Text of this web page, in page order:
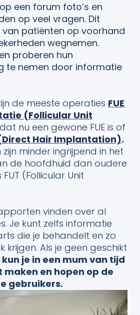
een forum foto’s en
op veel vragen. Dit
patiënten op voorhand
wegnemen.
proberen hun
te nemen door informatie
de meeste operaties FUE
(Follicular Unit
nu een gewone FUE is of
Hair Implantation).
zijn minder ingrijpend in het
de hoofdhuid dan oudere
(Follicular Unit
vinden over al
Je kunt zelfs informatie
die je behandelt en zo
krijgen. Als je geen geschikt
kun je in een mum van tijd
maken en hopen op de
gebruikers.